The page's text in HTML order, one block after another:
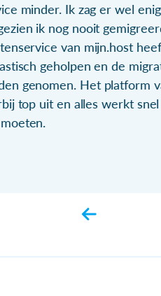
minder. Ik zag er wel
ik nog nooit
van mijn.host
geholpen en de
genomen. Het platform
top uit en alles werkt